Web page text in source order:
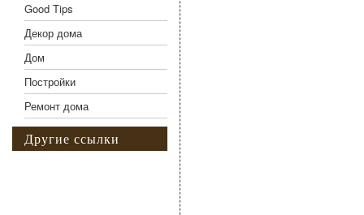
Good Tips
Декор дома
Дом
Постройки
Ремонт дома
Другие ссылки